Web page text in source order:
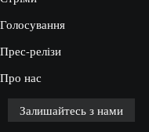
Голосування
Прес-релізи
Про нас
Залишайтесь з нами